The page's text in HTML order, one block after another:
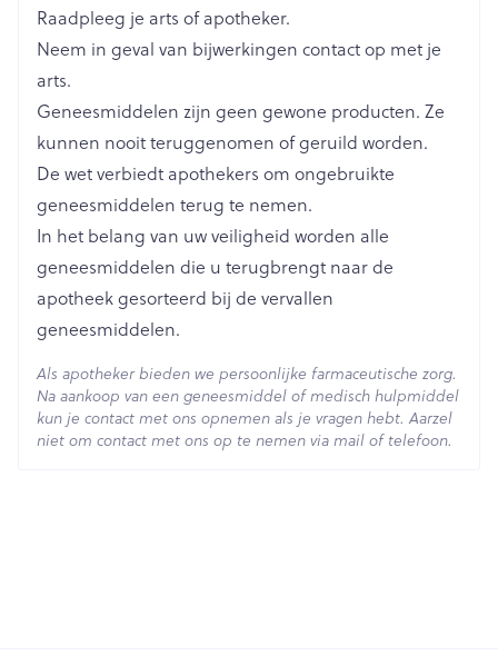
Lengte 67 mm
Diepte 17 mm
Hoeveelheid
Verpakking
4
Behoud Kamertemperatuur (15°C - 25°C)
Raadpleeg je arts of apotheker.
Neem in geval van bijwerkingen contact op met je
arts.
Geneesmiddelen zijn geen gewone producten. Ze
kunnen nooit teruggenomen of geruild worden.
De wet verbiedt apothekers om ongebruikte
geneesmiddelen terug te nemen.
In het belang van uw veiligheid worden alle
geneesmiddelen die u terugbrengt naar de
apotheek gesorteerd bij de vervallen
geneesmiddelen.
Als apotheker bieden we persoonlijke farmaceutische zorg.
Na aankoop van een geneesmiddel of medisch hulpmiddel
kun je contact met ons opnemen als je vragen hebt. Aarzel
niet om contact met ons op te nemen via mail of telefoon.